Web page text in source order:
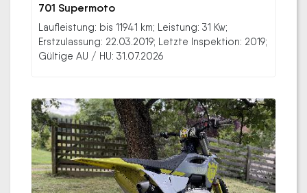
701 Supermoto
Laufleistung: bis 11941 km; Leistung: 31 Kw;
Erstzulassung: 22.03.2019; Letzte Inspektion: 2019;
Gültige AU / HU: 31.07.2026